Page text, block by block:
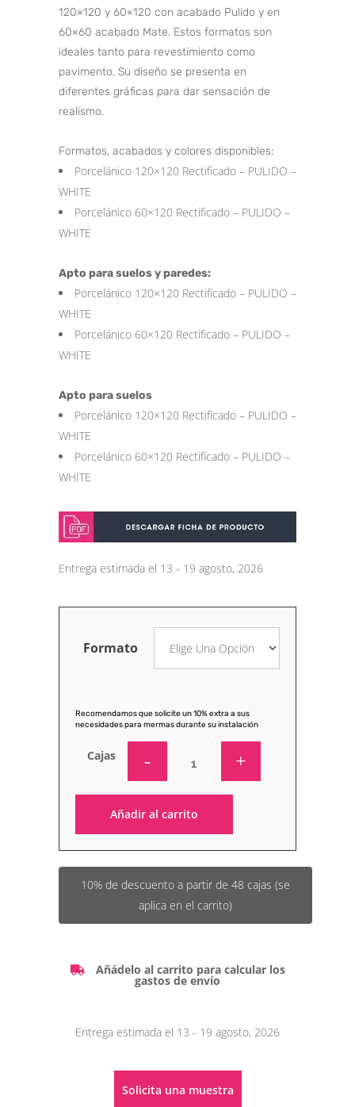
120×120 y 60×120 con acabado Pulido y en
60×60 acabado Mate. Estos formatos son
ideales tanto para revestimiento como
pavimento. Su diseño se presenta en
diferentes gráficas para dar sensación de
realismo.
Formatos, acabados y colores disponibles:
Porcelánico 120×120 Rectificado – PULIDO –
WHITE
Porcelánico 60×120 Rectificado – PULIDO –
WHITE
Apto para suelos y paredes:
Porcelánico 120×120 Rectificado – PULIDO –
WHITE
Porcelánico 60×120 Rectificado – PULIDO –
WHITE
Apto para suelos
Porcelánico 120×120 Rectificado – PULIDO –
WHITE
Porcelánico 60×120 Rectificado – PULIDO –
WHITE
Entrega estimada el 13 - 19 agosto, 2026
Formato
Recomendamos que solicite un 10% extra a sus
necesidades para mermas durante su instalación
Cajas
Añadir al carrito
10% de descuento a partir de 48 cajas (se
aplica en el carrito)
Añádelo al carrito para calcular los
gastos de envío
Entrega estimada el 13 - 19 agosto, 2026
Solicita una muestra